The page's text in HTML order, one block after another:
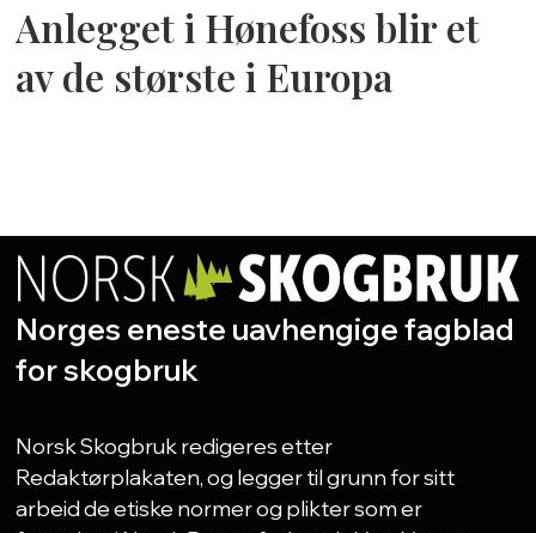
Anlegget i Hønefoss blir et
av de største i Europa
Norges eneste uavhengige fagblad
for skogbruk
Norsk Skogbruk redigeres etter
Redaktørplakaten, og legger til grunn for sitt
arbeid de etiske normer og plikter som er